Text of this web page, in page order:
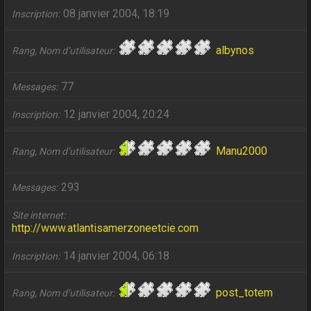
Inscription 08 janvier 2004, 18:19
Rang, Nom d’utilisateur albynos
Messages 77
Inscription 12 janvier 2004, 20:24
Rang, Nom d’utilisateur Manu2000
Messages 293
Site internet
http://www.atlantisamerzoneetcie.com
Inscription 14 janvier 2004, 06:18
Rang, Nom d’utilisateur post_totem